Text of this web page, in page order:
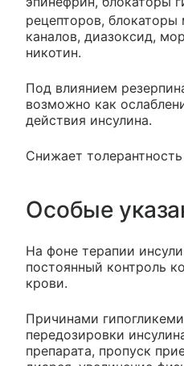
рецепторов,
каналов, диазоксид,
никотин.
Под влиянием
возможно как
действия инсулина.
Снижает толерантность
Особые
На фоне терапии
постоянный контроль
крови.
Причинами
передозировки
препарата, пропуск